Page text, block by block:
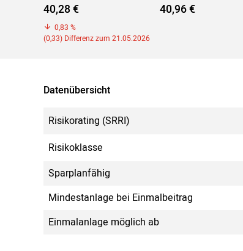
40,28 €
0,83 %
(0,33) Differenz zum 21.05.2026
40,96 €
Datenübersicht
Risikorating (SRRI)
Risikoklasse
Sparplanfähig
Mindestanlage bei Einmalbeitrag
Einmalanlage möglich ab